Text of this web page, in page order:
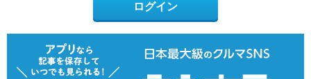
ログイン